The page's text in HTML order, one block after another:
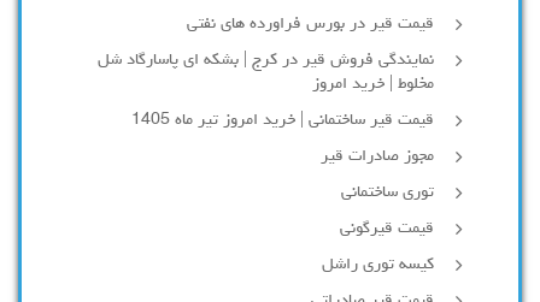
قیمت قیر در بورس فراورده های نفتی
نمایندگی فروش قیر در کرج | بشکه ای پاسارگاد شل
مخلوط | خرید امروز
قیمت قیر ساختمانی | خرید امروز تیر ماه 1405
مجوز صادرات قیر
توری ساختمانی
قیمت قیرگونی
کیسه توری راشل